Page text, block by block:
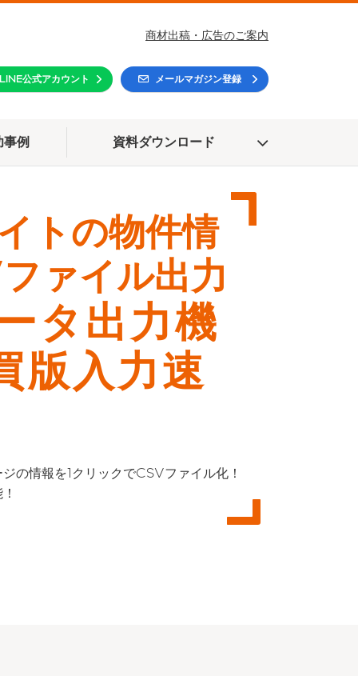
商材出稿・広告のご案内
LINE公式アカウント メールマガジン登録
事例 資料ダウンロード
トの物件情
ァイル出力
タ出力機
版入力速
の情報を1クリックでCSVファイル化！